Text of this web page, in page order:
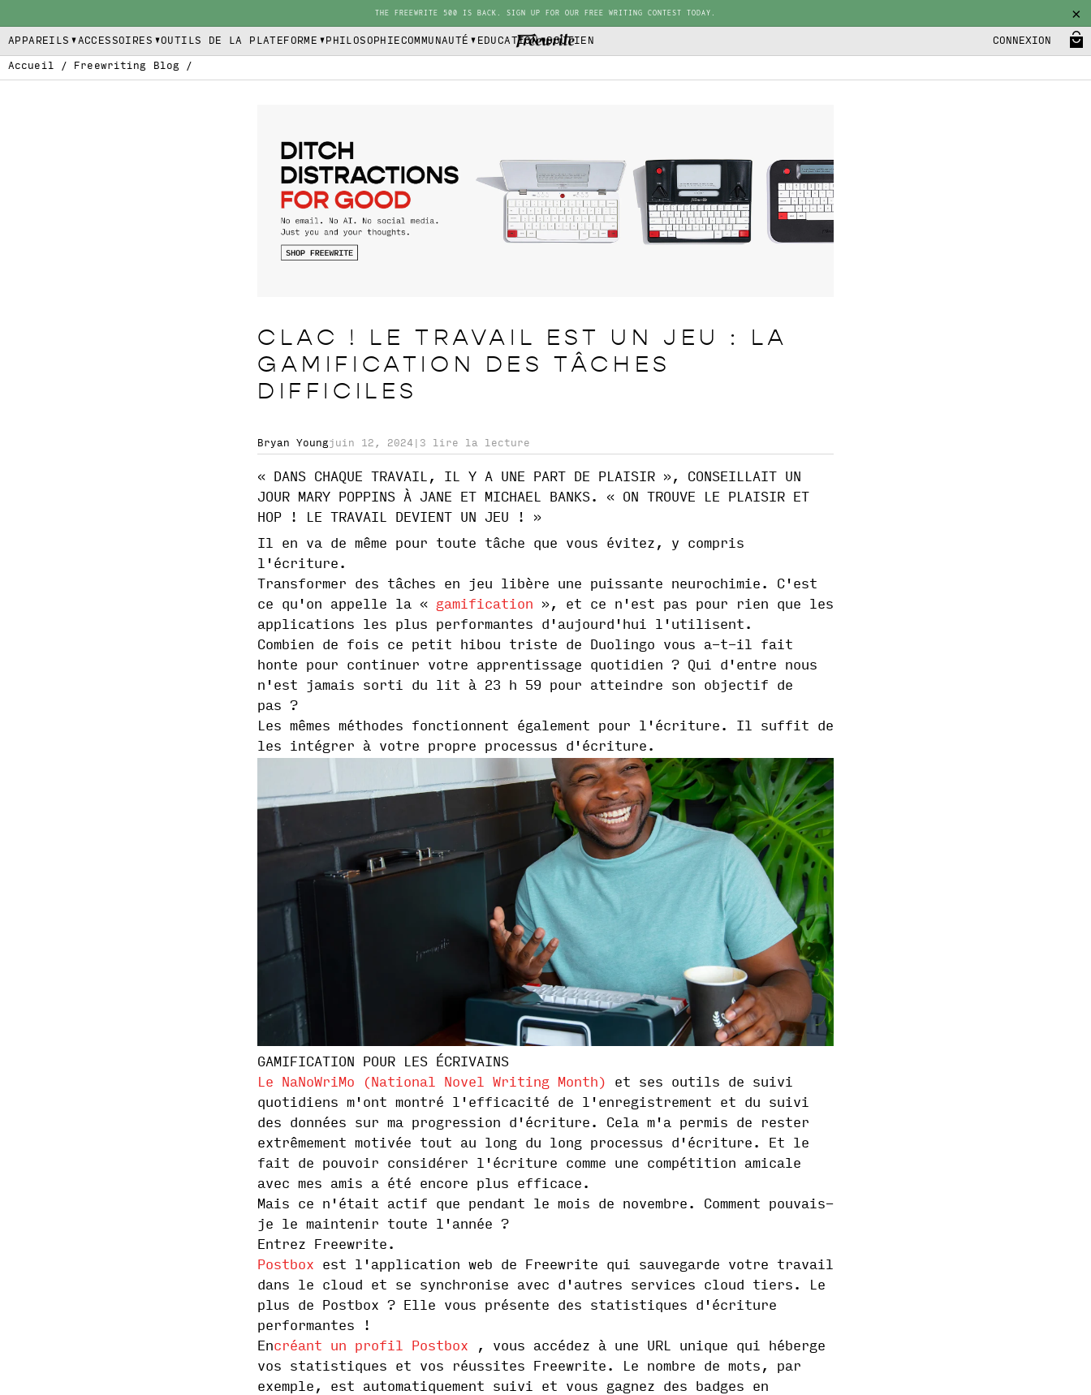
THE FREEWRITE 500 IS BACK. SIGN UP FOR OUR FREE WRITING CONTEST TODAY.
APPAREILS ACCESSOIRES OUTILS DE LA PLATEFORME PHILOSOPHIECOMMUNAUTÉ EDUCATION SOUTIEN CONNEXION
Accueil / Freewriting Blog /
CLAC ! LE TRAVAIL EST UN JEU : LA
GAMIFICATION DES TÂCHES
DIFFICILES
Bryan Youngjuin 12, 2024 3 lire la lecture
« DANS CHAQUE TRAVAIL, IL Y A UNE PART DE PLAISIR », CONSEILLAIT UN
JOUR MARY POPPINS À JANE ET MICHAEL BANKS. « ON TROUVE LE PLAISIR ET
HOP ! LE TRAVAIL DEVIENT UN JEU ! »
Il en va de même pour toute tâche que vous évitez, y compris
l'écriture.
Transformer des tâches en jeu libère une puissante neurochimie. C'est
ce qu'on appelle la « gamification », et ce n'est pas pour rien que les
applications les plus performantes d'aujourd'hui l'utilisent.
Combien de fois ce petit hibou triste de Duolingo vous a-t-il fait
honte pour continuer votre apprentissage quotidien ? Qui d'entre nous
n'est jamais sorti du lit à 23 h 59 pour atteindre son objectif de
pas ?
Les mêmes méthodes fonctionnent également pour l'écriture. Il suffit de
les intégrer à votre propre processus d'écriture.
GAMIFICATION POUR LES ÉCRIVAINS
Le NaNoWriMo (National Novel Writing Month)
et ses outils de suivi
quotidiens m'ont montré l'efficacité de l'enregistrement et du suivi
des données sur ma progression d'écriture. Cela m'a permis de rester
extrêmement motivée tout au long du long processus d'écriture. Et le
fait de pouvoir considérer l'écriture comme une compétition amicale
avec mes amis a été encore plus efficace.
Mais ce n'était actif que pendant le mois de novembre. Comment pouvais-
je le maintenir toute l'année ?
Entrez Freewrite.
Postbox est l'application web de Freewrite qui sauvegarde votre travail
dans le cloud et se synchronise avec d'autres services cloud tiers. Le
plus de Postbox ? Elle vous présente des statistiques d'écriture
performantes !
Encréant un profil Postbox , vous accédez à une URL unique qui héberge
vos statistiques et vos réussites Freewrite. Le nombre de mots, par
exemple, est automatiquement suivi et vous gagnez des badges en